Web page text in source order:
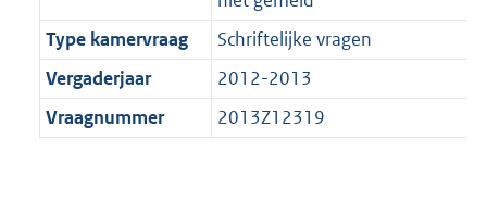
Type kamervraag
Schriftelijke vragen
Vergaderjaar
2012-2013
Vraagnummer
2013Z12319